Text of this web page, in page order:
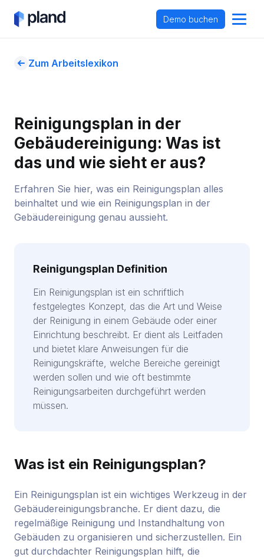
Demo buchen
Zum Arbeitslexikon
Reinigungsplan in der
Gebäudereinigung: Was ist
das und wie sieht er aus?
Erfahren Sie hier, was ein Reinigungsplan alles
beinhaltet und wie ein Reinigungsplan in der
Gebäudereinigung genau aussieht.
Reinigungsplan Definition
Ein Reinigungsplan ist ein schriftlich
festgelegtes Konzept, das die Art und Weise
der Reinigung in einem Gebäude oder einer
Einrichtung beschreibt. Er dient als Leitfaden
und bietet klare Anweisungen für die
Reinigungskräfte, welche Bereiche gereinigt
werden sollen und wie oft bestimmte
Reinigungsarbeiten durchgeführt werden
müssen.
Was ist ein Reinigungsplan?
Ein Reinigungsplan ist ein wichtiges Werkzeug in der
Gebäudereinigungsbranche. Er dient dazu, die
regelmäßige Reinigung und Instandhaltung von
Gebäuden zu organisieren und sicherzustellen. Ein
gut durchdachter Reinigungsplan hilft, die